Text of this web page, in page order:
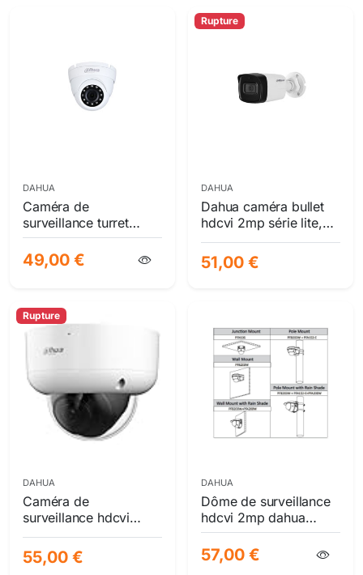
DAHUA
Caméra de
surveillance turret
dahua lite series hdcvi
ir 2mp | full hd 1080p,
objectif 2.8mm, vision
49,00 €
Rupture
DAHUA
Dahua caméra bullet
hdcvi 2mp série lite,
extérieure ip67, vision
ir 2.8mm
51,00 €
Rupture
DAHUA
Caméra de
surveillance hdcvi
dahua lite series 2mp
full color – vision
nocturne led blanche
55,00 €
DAHUA
Dôme de surveillance
hdcvi 2mp dahua
professionnel | full hd
1080p | vision
nocturne ir 30m | ip67
57,00 €